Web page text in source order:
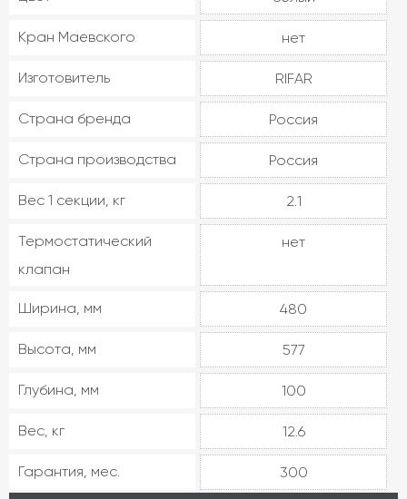
Кран Маевского нет
Изготовитель RIFAR
Страна бренда Россия
Страна производства Россия
Вес 1 секции, кг 2.1
Термостатический
клапан
нет
Ширина, мм 480
Высота, мм 577
Глубина, мм 100
Вес, кг 12.6
Гарантия, мес. 300